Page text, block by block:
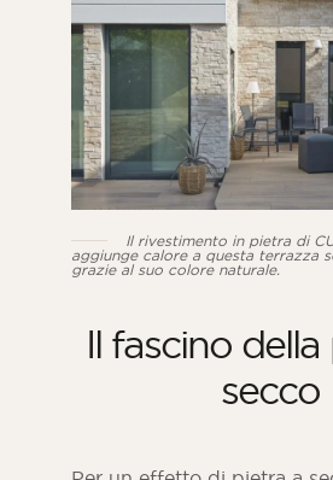
Il rivestimento in pietra di
aggiunge calore a questa terrazza
grazie al suo colore naturale.
Il fascino
secco